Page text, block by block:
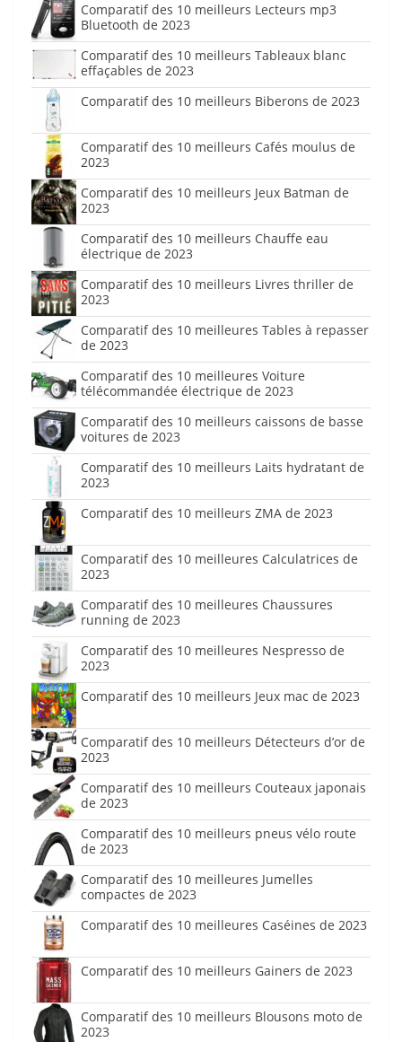
Comparatif des 10 meilleurs Lecteurs mp3
Bluetooth de 2023
Comparatif des 10 meilleurs Tableaux blanc
effaçables de 2023
Comparatif des 10 meilleurs Biberons de 2023
Comparatif des 10 meilleurs Cafés moulus de
2023
Comparatif des 10 meilleurs Jeux Batman de
2023
Comparatif des 10 meilleurs Chauffe eau
électrique de 2023
Comparatif des 10 meilleurs Livres thriller de
2023
Comparatif des 10 meilleures Tables à repasser
de 2023
Comparatif des 10 meilleures Voiture
télécommandée électrique de 2023
Comparatif des 10 meilleurs caissons de basse
voitures de 2023
Comparatif des 10 meilleurs Laits hydratant de
2023
Comparatif des 10 meilleurs ZMA de 2023
Comparatif des 10 meilleures Calculatrices de
2023
Comparatif des 10 meilleures Chaussures
running de 2023
Comparatif des 10 meilleures Nespresso de
2023
Comparatif des 10 meilleurs Jeux mac de 2023
Comparatif des 10 meilleurs Détecteurs d’or de
2023
Comparatif des 10 meilleurs Couteaux japonais
de 2023
Comparatif des 10 meilleurs pneus vélo route
de 2023
Comparatif des 10 meilleures Jumelles
compactes de 2023
Comparatif des 10 meilleures Caséines de 2023
Comparatif des 10 meilleurs Gainers de 2023
Comparatif des 10 meilleurs Blousons moto de
2023